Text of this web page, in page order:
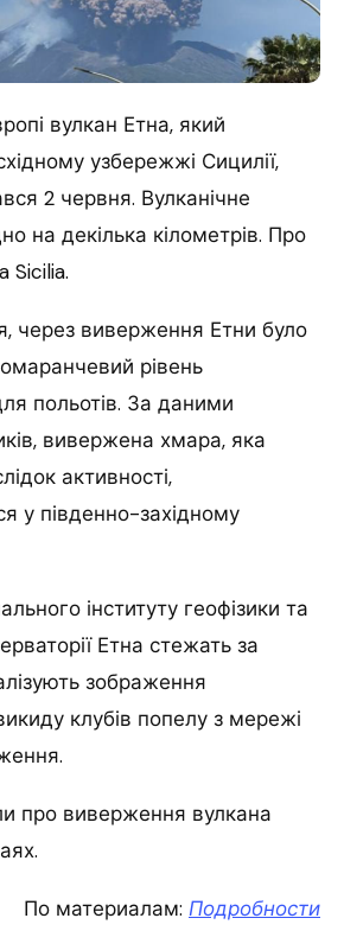
вулкан Етна, який
узбережжі Сицилії,
2 червня. Вулканічне
на декілька кілометрів. Про
Sicilia.
через виверження Етни було
рівень
польотів. За даними
вивержена хмара, яка
активності,
у південно-західному
інституту геофізики та
Етна стежать за
зображення
клубів попелу з мережі
про виверження вулкана
По материалам: Подробности